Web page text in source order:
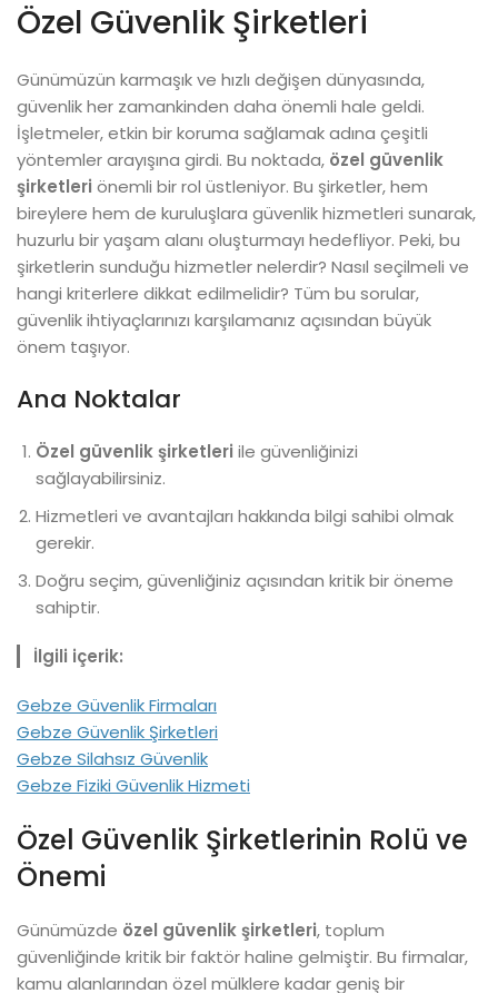
Özel Güvenlik Şirketleri​
Günümüzün karmaşık ve hızlı değişen dünyasında,
güvenlik her zamankinden daha önemli hale geldi.
İşletmeler, etkin bir koruma sağlamak adına çeşitli
yöntemler arayışına girdi. Bu noktada, özel güvenlik
şirketleri önemli bir rol üstleniyor. Bu şirketler, hem
bireylere hem de kuruluşlara güvenlik hizmetleri sunarak,
huzurlu bir yaşam alanı oluşturmayı hedefliyor. Peki, bu
şirketlerin sunduğu hizmetler nelerdir? Nasıl seçilmeli ve
hangi kriterlere dikkat edilmelidir? Tüm bu sorular,
güvenlik ihtiyaçlarınızı karşılamanız açısından büyük
önem taşıyor.
Ana Noktalar
Özel güvenlik şirketleri ile güvenliğinizi
sağlayabilirsiniz.
Hizmetleri ve avantajları hakkında bilgi sahibi olmak
gerekir.
Doğru seçim, güvenliğiniz açısından kritik bir öneme
sahiptir.
İlgili içerik:
Gebze Güvenlik Firmaları
Gebze Güvenlik Şirketleri
Gebze Silahsız Güvenlik
Gebze Fiziki Güvenlik Hizmeti
Özel Güvenlik Şirketlerinin Rolü ve
Önemi
Günümüzde özel güvenlik şirketleri, toplum
güvenliğinde kritik bir faktör haline gelmiştir. Bu firmalar,
kamu alanlarından özel mülklere kadar geniş bir